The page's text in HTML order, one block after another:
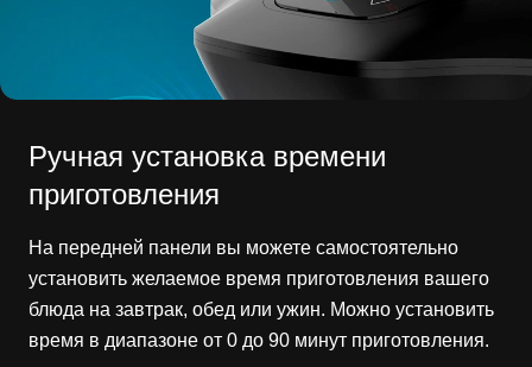
Ручная установка времени
приготовления
На передней панели вы можете самостоятельно
установить желаемое время приготовления вашего
блюда на завтрак, обед или ужин. Можно установить
время в диапазоне от 0 до 90 минут приготовления.